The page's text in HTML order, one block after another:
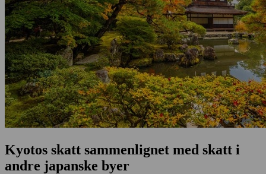
Kyotos skatt sammenlignet med skatt i
andre japanske byer